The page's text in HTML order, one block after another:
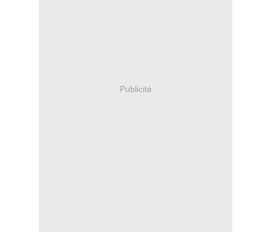
Publicité